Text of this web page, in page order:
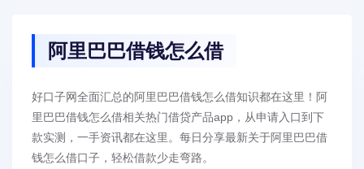
阿里巴巴借钱怎么借
好口子网全面汇总的阿里巴巴借钱怎么借知识都在这里！阿
里巴巴借钱怎么借相关热门借贷产品app，从申请入口到下
款实测，一手资讯都在这里。每日分享最新关于阿里巴巴借
钱怎么借口子，轻松借款少走弯路。